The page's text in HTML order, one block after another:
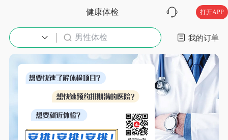
健康体检 打开APP
男性体检 入职体检 我的订单